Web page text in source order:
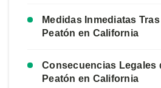
Medidas Inmediatas
Peatón en California
Consecuencias Legales
Peatón en California